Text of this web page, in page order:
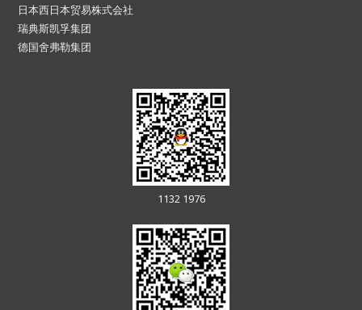
日本西日本贸易株式会社
瑞典斯凯孚集团
德国舍弗勒集团
1132 1976